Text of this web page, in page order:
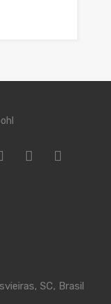
SC, Brasil